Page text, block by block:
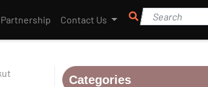
Partnership Contact Us
Categories